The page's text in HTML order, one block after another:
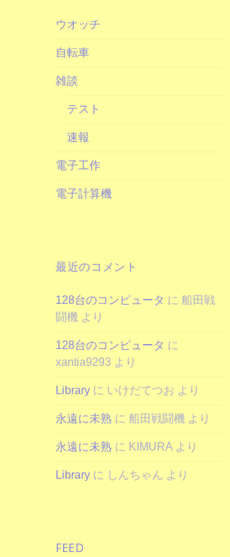
ウオッチ
自転車
雑談
テスト
速報
電子工作
電子計算機
最近のコメント
128台のコンピュータ に船田戦
闘機 より
128台のコンピュータ に
xantia9293 より
Library に いけだてつお より
永遠に未熟 に船田戦闘機 より
永遠に未熟 に KIMURA より
Library に しんちゃん より
FEED